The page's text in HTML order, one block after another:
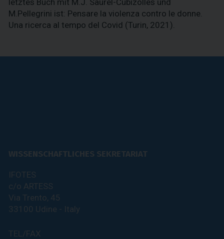
letztes Buch mit M.J. Saurel-Cubizolles und
M.Pellegrini ist: Pensare la violenza contro le donne.
Una ricerca al tempo del Covid (Turin, 2021).
WISSENSCHAFTLICHES SEKRETARIAT
IFOTES
c/o ARTESS
Via Trento, 45
33100 Udine - Italy
TEL/FAX